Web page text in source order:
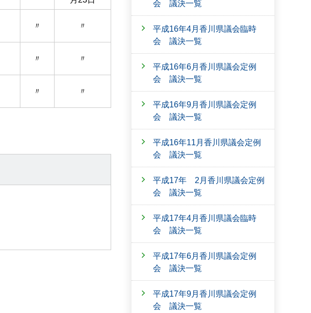
〃 〃
〃 〃
〃 〃
会 議決一覧
平成16年4月香川県議会臨時
会 議決一覧
平成16年6月香川県議会定例
会 議決一覧
平成16年9月香川県議会定例
会 議決一覧
平成16年11月香川県議会定例
会 議決一覧
平成17年 2月香川県議会定例
会 議決一覧
平成17年4月香川県議会臨時
会 議決一覧
平成17年6月香川県議会定例
会 議決一覧
平成17年9月香川県議会定例
会 議決一覧